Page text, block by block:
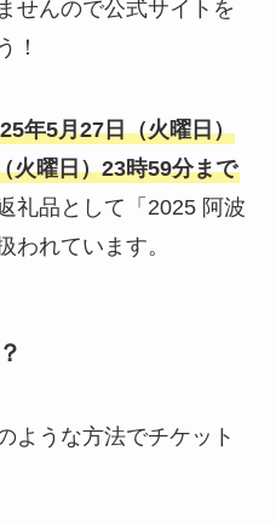
せんので公式サイトを
！
年5月27日（火曜日）
火曜日）23時59分まで
礼品として「2025 阿波
われています。
ような方法でチケット